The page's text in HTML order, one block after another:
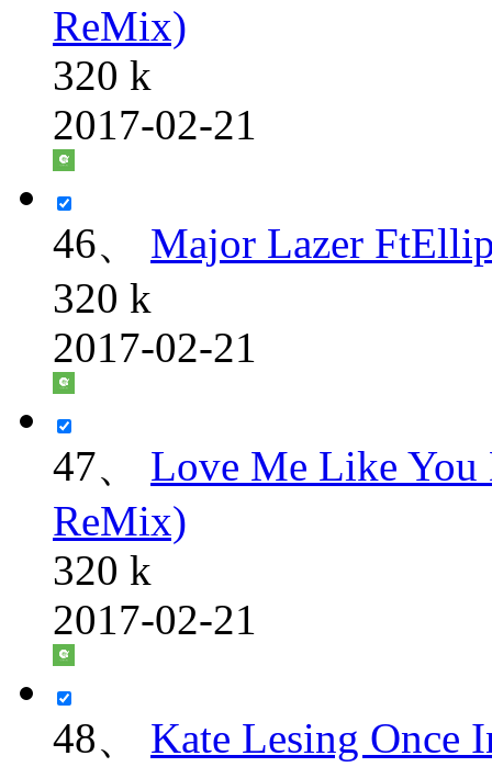
ReMix)
320 k
2017-02-21
46、
Major Lazer
320 k
2017-02-21
47、
Love Me Like You
ReMix)
320 k
2017-02-21
48、
Kate Lesing Once